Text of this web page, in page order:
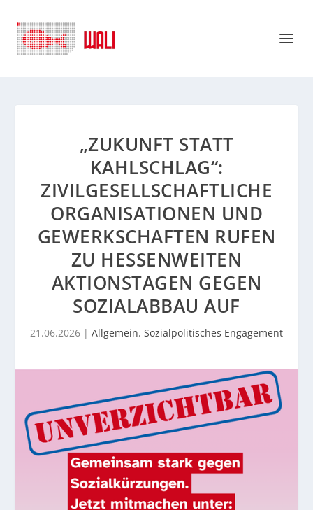
„ZUKUNFT STATT
KAHLSCHLAG“:
ZIVILGESELLSCHAFTLICHE
ORGANISATIONEN UND
GEWERKSCHAFTEN RUFEN
ZU HESSENWEITEN
AKTIONSTAGEN GEGEN
SOZIALABBAU AUF
21.06.2026 | Allgemein, Sozialpolitisches Engagement